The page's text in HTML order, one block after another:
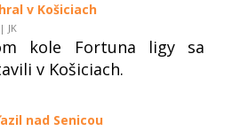
v Košiciach
JK
kole Fortuna ligy sa
v Košiciach.
nad Senicou